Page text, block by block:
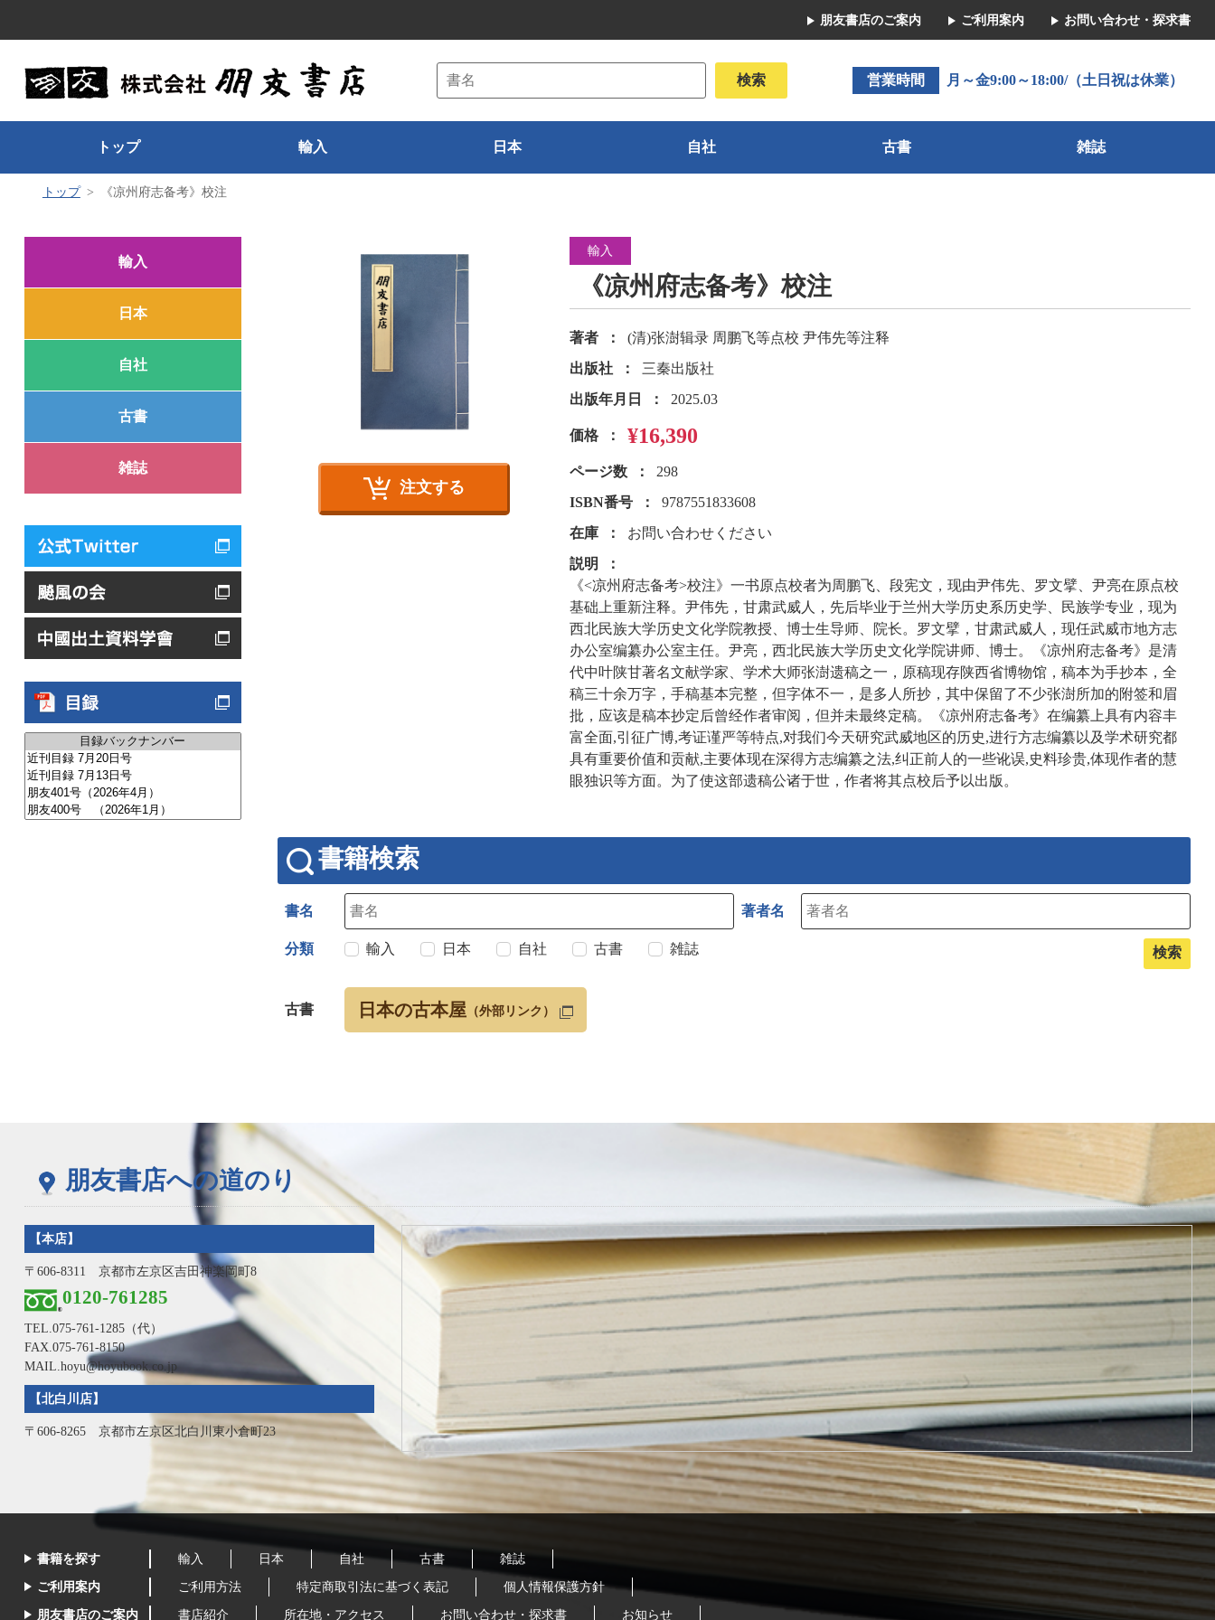
朋友書店のご案内 ご利用案内 お問い合わせ・探求書
営業時間 月～金9:00～18:00/（土日祝は休業）
トップ 輸入 日本 自社 古書 雑誌
トップ 《凉州府志备考》校注
輸入
日本
自社
古書
雑誌
注文する
輸入
《凉州府志备考》校注
著者
(清)张澍辑录 周鹏飞等点校 尹伟先等注释
出版社
三秦出版社
出版年月日
2025.03
価格 ¥16,390
ページ数
298
ISBN番号
9787551833608
在庫
お問い合わせください
説明
《<凉州府志备考>校注》一书原点校者为周鹏飞、段宪文，现由尹伟先、罗文擘、尹亮在原点校
基础上重新注释。尹伟先，甘肃武威人，先后毕业于兰州大学历史系历史学、民族学专业，现为
西北民族大学历史文化学院教授、博士生导师、院长。罗文擘，甘肃武威人，现任武威市地方志
办公室编纂办公室主任。尹亮，西北民族大学历史文化学院讲师、博士。《凉州府志备考》是清
代中叶陕甘著名文献学家、学术大师张澍遗稿之一，原稿现存陕西省博物馆，稿本为手抄本，全
稿三十余万字，手稿基本完整，但字体不一，是多人所抄，其中保留了不少张澍所加的附签和眉
批，应该是稿本抄定后曾经作者审阅，但并未最终定稿。《凉州府志备考》在编纂上具有内容丰
富全面,引征广博,考证谨严等特点,对我们今天研究武威地区的历史,进行方志编纂以及学术研究都
具有重要价值和贡献,主要体现在深得方志编纂之法,纠正前人的一些讹误,史料珍贵,体现作者的慧
眼独识等方面。为了使这部遗稿公诸于世，作者将其点校后予以出版。
書籍検索
書名 著者名
分類 輸入 日本 自社 古書 雑誌
古書 日本の古本屋 （外部リンク）
朋友書店への道のり
【本店】
〒606-8311 京都市左京区吉田神楽岡町8
0120-761285
TEL. 075-761-1285（代）
FAX.075-761-8150
MAIL.hoyu@hoyubook.co.jp
【北白川店】
〒606-8265 京都市左京区北白川東小倉町23
書籍を探す 輸入 日本 自社 古書 雑誌
ご利用案内 ご利用方法 特定商取引法に基づく表記 個人情報保護方針
朋友書店のご案内 書店紹介 所在地・アクセス お問い合わせ・探求書 お知らせ